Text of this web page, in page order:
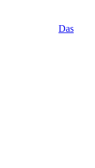
Das